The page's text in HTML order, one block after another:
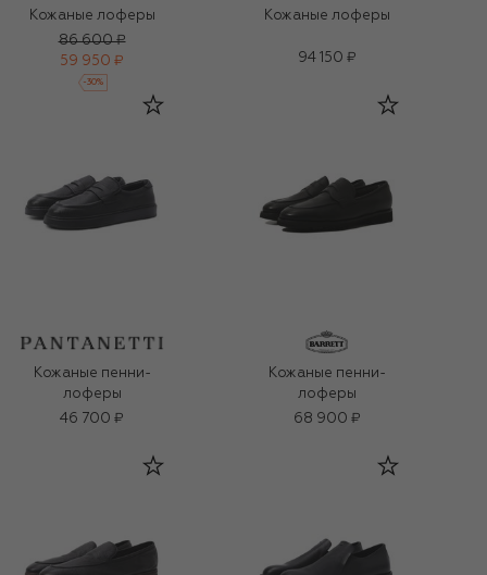
Кожаные лоферы
86 600 ₽
59 950 ₽
-30%
Кожаные лоферы
94 150 ₽
Кожаные пенни-
лоферы
46 700 ₽
Кожаные пенни-
лоферы
68 900 ₽